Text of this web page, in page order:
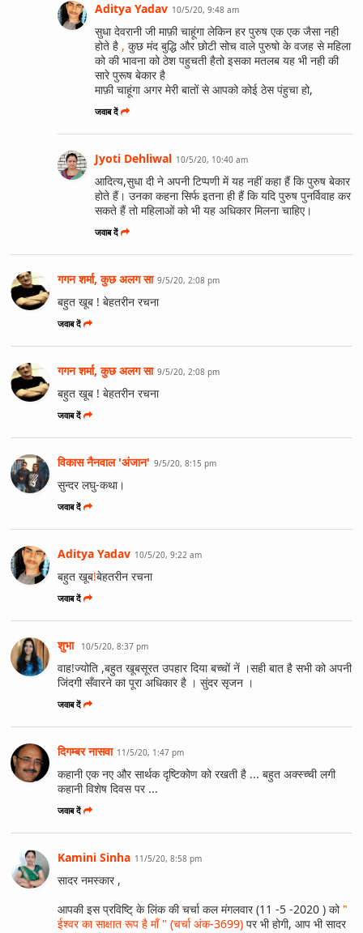
Aditya Yadav 10/5/20, 9:48 am
सुधा देवरानी जी माफ़ी चाहूंगा लेकिन हर पुरुष एक एक जैसा नही
होते है ,कुछ मंद बुद्धि और छोटी सोच वाले पुरुषो के वजह से महिला
को की भावना को ठेश पहुचती हैतो इसका मतलब यह भी नही की
सारे पुरूष बेकार है
माफ़ी चाहूंगा अगर मेरी बातों से आपको कोई ठेस पंहुचा हो,
जवाब दें
Jyoti Dehliwal 10/5/20, 10:40 am
आदित्य,सुधा दी ने अपनी टिप्पणी में यह नहीं कहा हैं कि पुरुष बेकार
होते हैं। उनका कहना सिर्फ इतना ही हैं कि यदि पुरुष पुनर्विवाह कर
सकते हैं तो महिलाओं को भी यह अधिकार मिलना चाहिए।
जवाब दें
गगन शर्मा, कुछ अलग सा 9/5/20, 2:08 pm
बहुत खूब ! बेहतरीन रचना
जवाब दें
गगन शर्मा, कुछ अलग सा 9/5/20, 2:08 pm
बहुत खूब ! बेहतरीन रचना
जवाब दें
विकास नैनवाल 'अंजान' 9/5/20, 8:15 pm
सुन्दर लघु-कथा।
जवाब दें
Aditya Yadav 10/5/20, 9:22 am
बहुत खूब!बेहतरीन रचना
जवाब दें
शुभा 10/5/20, 8:37 pm
वाह!ज्योति ,बहुत खूबसूरत उपहार दिया बच्चों नें ।सही बात है सभी को अपनी
जिंदगी सँवारने का पूरा अधिकार है । सुंदर सृजन ।
जवाब दें
दिगम्बर नासवा 11/5/20, 1:47 pm
कहानी एक नए और सार्थक दृष्टिकोण को रखती है ... बहुत अक्स्च्ची लगी
कहानी विशेष दिवस पर ...
जवाब दें
Kamini Sinha 11/5/20, 8:58 pm
सादर नमस्कार ,
आपकी इस प्रविष्टि् के लिंक की चर्चा कल मंगलवार (11 -5 -2020 ) को "
ईश्वर का साक्षात रूप है माँ " (चर्चा अंक-3699)पर भी होगी, आप भी सादर